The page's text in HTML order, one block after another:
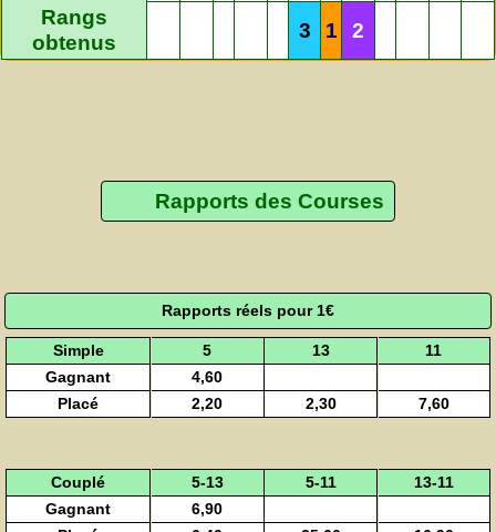
Rangs
obtenus
3 1 2
Rapports des Courses
Rapports réels pour 1€
Simple 5 13
11
Gagnant
4,60
Placé
2,20 2,30 7,60
Couplé 5-13 5-11
13-11
Gagnant
6,90